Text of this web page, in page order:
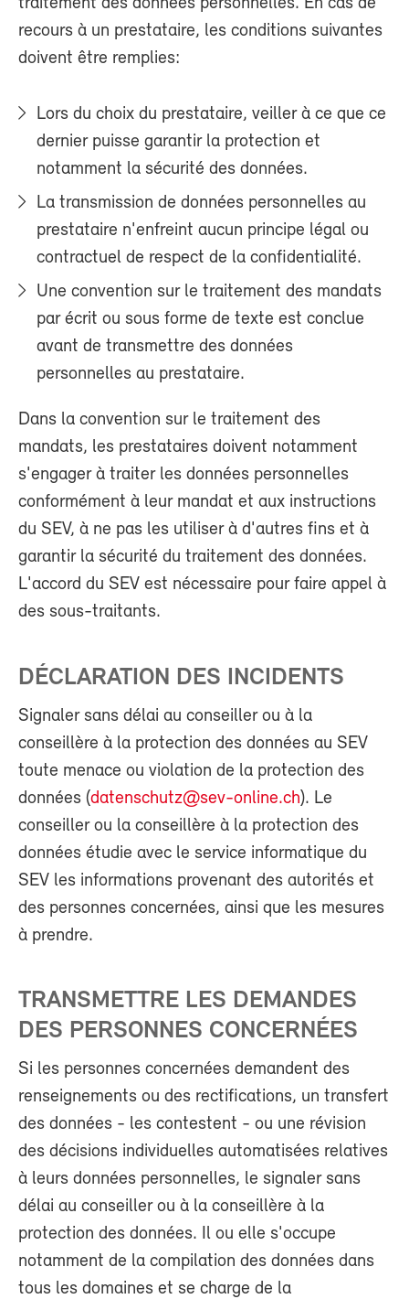
traitement des données personnelles. En cas de
recours à un prestataire, les conditions suivantes
doivent être remplies:
Lors du choix du prestataire, veiller à ce que ce
dernier puisse garantir la protection et
notamment la sécurité des données.
La transmission de données personnelles au
prestataire n'enfreint aucun principe légal ou
contractuel de respect de la confidentialité.
Une convention sur le traitement des mandats
par écrit ou sous forme de texte est conclue
avant de transmettre des données
personnelles au prestataire.
Dans la convention sur le traitement des
mandats, les prestataires doivent notamment
s'engager à traiter les données personnelles
conformément à leur mandat et aux instructions
du SEV, à ne pas les utiliser à d'autres fins et à
garantir la sécurité du traitement des données.
L'accord du SEV est nécessaire pour faire appel à
des sous-traitants.
DÉCLARATION DES INCIDENTS
Signaler sans délai au conseiller ou à la
conseillère à la protection des données au SEV
toute menace ou violation de la protection des
données (datenschutz@sev-online.ch). Le
conseiller ou la conseillère à la protection des
données étudie avec le service informatique du
SEV les informations provenant des autorités et
des personnes concernées, ainsi que les mesures
à prendre.
TRANSMETTRE LES DEMANDES
DES PERSONNES CONCERNÉES
Si les personnes concernées demandent des
renseignements ou des rectifications, un transfert
des données - les contestent - ou une révision
des décisions individuelles automatisées relatives
à leurs données personnelles, le signaler sans
délai au conseiller ou à la conseillère à la
protection des données. Il ou elle s'occupe
notamment de la compilation des données dans
tous les domaines et se charge de la